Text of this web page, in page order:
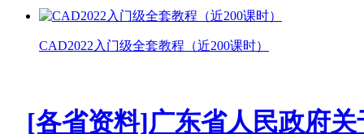
CAD2022入门级全套教程（近200课时）
[各省资料]广东省人民政府